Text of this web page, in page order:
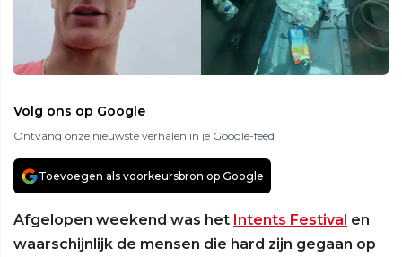
Volg ons op Google
Ontvang onze nieuwste verhalen in je Google-feed
Toevoegen als voorkeursbron op Google
Afgelopen weekend was het Intents Festival en
waarschijnlijk de mensen die hard zijn gegaan op